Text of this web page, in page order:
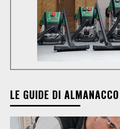
LE GUIDE DI ALMANACCO